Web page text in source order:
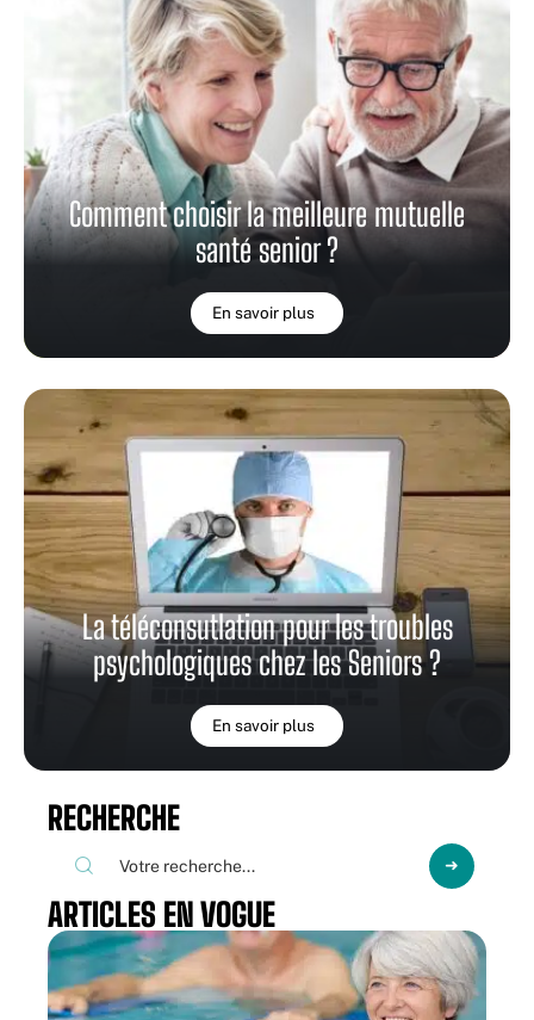
Comment choisir la meilleure mutuelle
santé senior ?
En savoir plus
La téléconsutlation pour les troubles
psychologiques chez les Seniors ?
En savoir plus
RECHERCHE
ARTICLES EN VOGUE